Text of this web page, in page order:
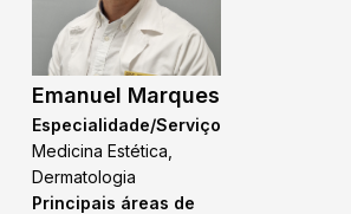
Emanuel Marques
Especialidade/Serviço
Medicina Estética,
Dermatologia
Principais áreas de